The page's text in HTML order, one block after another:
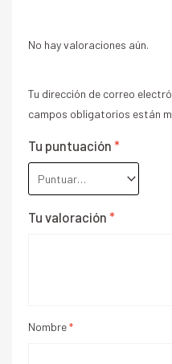
No hay valoraciones aún.
Tu dirección de correo
campos obligatorios están
Tu puntuación *
Tu valoración *
Nombre*